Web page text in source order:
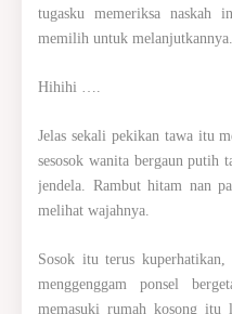
tugasku memeriksa naskah
memilih untuk melanjutkannya.
Hihihi ….
Jelas sekali pekikan tawa itu
sesosok wanita bergaun putih
jendela. Rambut hitam nan
melihat wajahnya.
Sosok itu terus
menggenggam ponsel
memasuki rumah kosong itu